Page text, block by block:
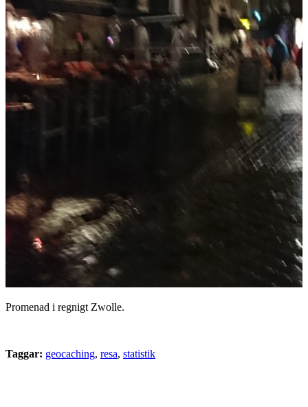
Promenad i regnigt Zwolle.
Taggar: geocaching, resa, statistik